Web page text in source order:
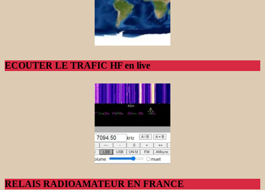
ECOUTER LE TRAFIC HF en live
RELAIS RADIOAMATEUR EN FRANCE